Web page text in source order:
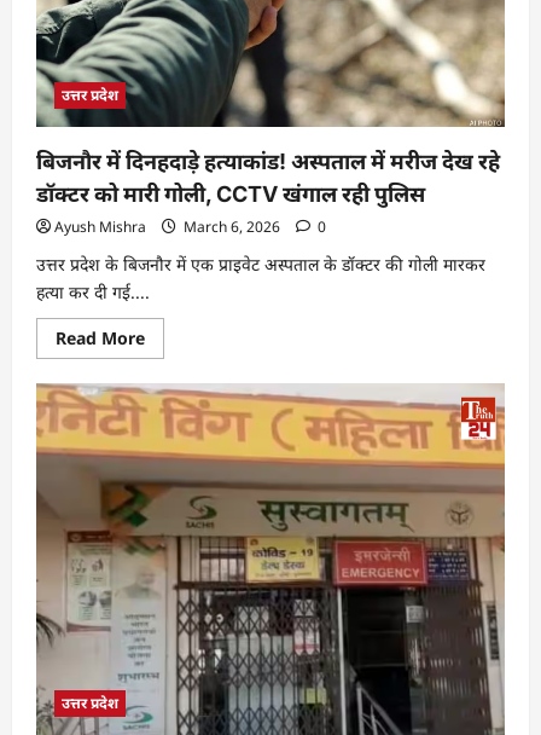
उत्तर प्रदेश
बिजनौर में दिनहदाड़े हत्याकांड! अस्पताल में मरीज देख रहे
डॉक्टर को मारी गोली, CCTV खंगाल रही पुलिस
Ayush Mishra March 6, 2026 0
उत्तर प्रदेश के बिजनौर में एक प्राइवेट अस्पताल के डॉक्टर की गोली मारकर
हत्या कर दी गई....
Read More
उत्तर प्रदेश